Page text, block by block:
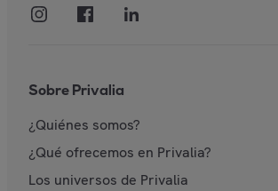
Sobre Privalia
¿Quiénes somos?
¿Qué ofrecemos en Privalia?
Los universos de Privalia